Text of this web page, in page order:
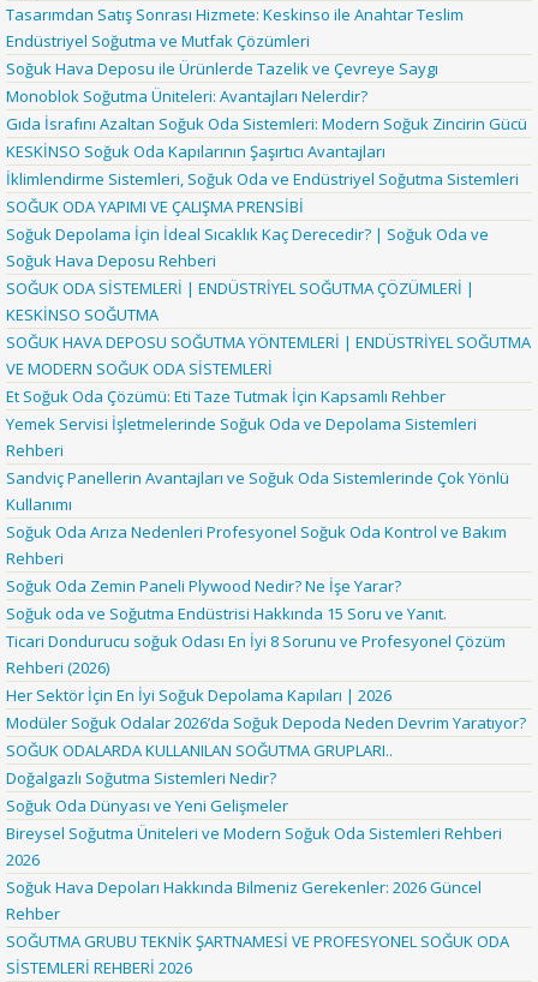
Tasarımdan Satış Sonrası Hizmete: Keskinso ile Anahtar Teslim
Endüstriyel Soğutma ve Mutfak Çözümleri
Soğuk Hava Deposu ile Ürünlerde Tazelik ve Çevreye Saygı
Monoblok Soğutma Üniteleri: Avantajları Nelerdir?
Gıda İsrafını Azaltan Soğuk Oda Sistemleri: Modern Soğuk Zincirin Gücü
KESKİNSO Soğuk Oda Kapılarının Şaşırtıcı Avantajları
İklimlendirme Sistemleri, Soğuk Oda ve Endüstriyel Soğutma Sistemleri
SOĞUK ODA YAPIMI VE ÇALIŞMA PRENSİBİ
Soğuk Depolama İçin İdeal Sıcaklık Kaç Derecedir? | Soğuk Oda ve
Soğuk Hava Deposu Rehberi
SOĞUK ODA SİSTEMLERİ | ENDÜSTRİYEL SOĞUTMA ÇÖZÜMLERİ |
KESKİNSO SOĞUTMA
SOĞUK HAVA DEPOSU SOĞUTMA YÖNTEMLERİ | ENDÜSTRİYEL SOĞUTMA
VE MODERN SOĞUK ODA SİSTEMLERİ
Et Soğuk Oda Çözümü: Eti Taze Tutmak İçin Kapsamlı Rehber
Yemek Servisi İşletmelerinde Soğuk Oda ve Depolama Sistemleri
Rehberi
Sandviç Panellerin Avantajları ve Soğuk Oda Sistemlerinde Çok Yönlü
Kullanımı
Soğuk Oda Arıza Nedenleri Profesyonel Soğuk Oda Kontrol ve Bakım
Rehberi
Soğuk Oda Zemin Paneli Plywood Nedir? Ne İşe Yarar?
Soğuk oda ve Soğutma Endüstrisi Hakkında 15 Soru ve Yanıt.
Ticari Dondurucu soğuk Odası En İyi 8 Sorunu ve Profesyonel Çözüm
Rehberi (2026)
Her Sektör İçin En İyi Soğuk Depolama Kapıları | 2026
Modüler Soğuk Odalar 2026’da Soğuk Depoda Neden Devrim Yaratıyor?
SOĞUK ODALARDA KULLANILAN SOĞUTMA GRUPLARI..
Doğalgazlı Soğutma Sistemleri Nedir?
Soğuk Oda Dünyası ve Yeni Gelişmeler
Bireysel Soğutma Üniteleri ve Modern Soğuk Oda Sistemleri Rehberi
2026
Soğuk Hava Depoları Hakkında Bilmeniz Gerekenler: 2026 Güncel
Rehber
SOĞUTMA GRUBU TEKNİK ŞARTNAMESİ VE PROFESYONEL SOĞUK ODA
SİSTEMLERİ REHBERİ 2026